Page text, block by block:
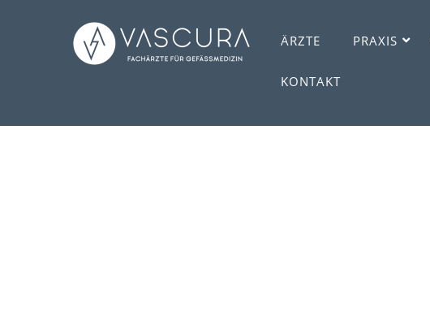
content
ÄRZTE PRAXIS
KONTAKT